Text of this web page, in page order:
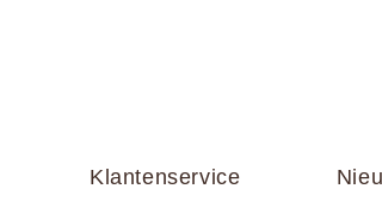
Klantenservice